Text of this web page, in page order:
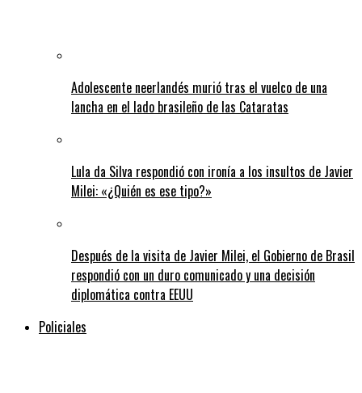
Adolescente neerlandés murió tras el vuelco de una
lancha en el lado brasileño de las Cataratas
Lula da Silva respondió con ironía a los insultos de Javier
Milei: «¿Quién es ese tipo?»
Después de la visita de Javier Milei, el Gobierno de Brasil
respondió con un duro comunicado y una decisión
diplomática contra EEUU
Policiales